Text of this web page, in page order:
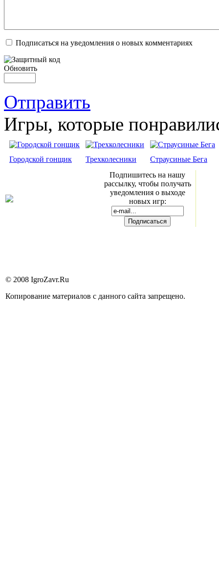
Подписаться на уведомления о новых комментариях
Обновить
Отправить
Игры, которые
Городской гонщик Трехколесники
Страусиные Бега
Подпишитесь на нашу
рассылку, чтобы получать
уведомления о выходе
новых игр:
© 2008 IgroZavr.Ru
Копирование материалов с данного сайта запрещено.